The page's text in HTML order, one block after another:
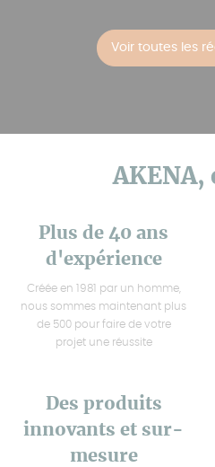
Voir toutes les
AKENA,
Plus de 40 ans
d'expérience
Créée en 1981 par un homme,
nous sommes maintenant plus
de 500 pour faire de votre
projet une réussite
Des produits
innovants et sur-
mesure